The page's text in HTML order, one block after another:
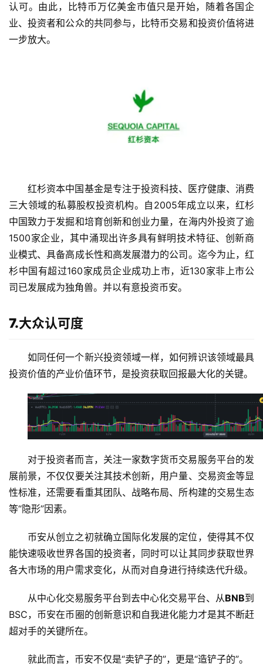
认可。由此，比特币万亿美金市值只是开始，随着各国企
业、投资者和公众的共同参与，比特币交易和投资价值将进
一步放大。
红杉资本中国基金是专注于投资科技、医疗健康、消费
三大领域的私募股权投资机构。自2005年成立以来，红杉
中国致力于发掘和培育创新和创业力量，在海内外投资了逾
1500家企业，其中涌现出许多具有鲜明技术特征、创新商
业模式、具备高成长性和高发展潜力的公司。迄今为止，红
杉中国有超过160家成员企业成功上市，近130家非上市公
司已发展成为独角兽。并以有意投资币安。
7.大众认可度
如同任何一个新兴投资领域一样，如何辨识该领域最具
投资价值的产业价值环节，是投资获取回报最大化的关键。
对于投资者而言，关注一家数字货币交易服务平台的发
展前景，不仅仅要关注其技术创新，用户量、交易资金等显
性标准，还需要看重其团队、战略布局、所构建的交易生态
等“隐形”因素。
币安从创立之初就确立国际化发展的定位，使得其不仅
能快速吸收世界各国的投资者，同时可以让其同步获取世界
各大市场的用户需求变化，从而对自身进行持续迭代升级。
从中心化交易服务平台到去中心化交易平台、从BNB到
BSC，币安在币圈的创新意识和自我进化能力才是其不断赶
超对手的关键所在。
就此而言，币安不仅是“卖铲子的”，更是“造铲子的”。